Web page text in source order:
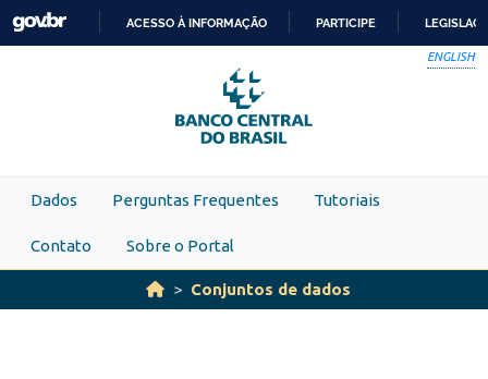
Skip to main content
PARA
O
CONTEÚDO
ACESSO À INFORMAÇÃO PARTICIPE
ENGLISH
Dados Perguntas Frequentes Tutoriais
Contato Sobre o Portal
Conjuntos de dados